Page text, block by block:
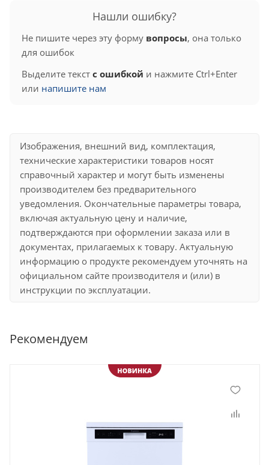
Нашли ошибку?
Не пишите через эту форму вопросы, она только
для ошибок
Выделите текст с ошибкой и нажмите Ctrl+Enter
или напишите нам
Изображения, внешний вид, комплектация,
технические характеристики товаров носят
справочный характер и могут быть изменены
производителем без предварительного
уведомления. Окончательные параметры товара,
включая актуальную цену и наличие,
подтверждаются при оформлении заказа или в
документах, прилагаемых к товару. Актуальную
информацию о продукте рекомендуем уточнять на
официальном сайте производителя и (или) в
инструкции по эксплуатации.
Рекомендуем